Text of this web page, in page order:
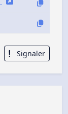
Signaler